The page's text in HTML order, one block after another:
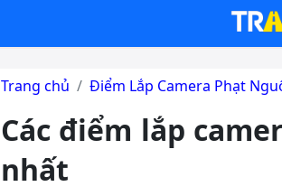
Trang chủ Điểm Lắp Camera Phạt
Các điểm lắp
nhất